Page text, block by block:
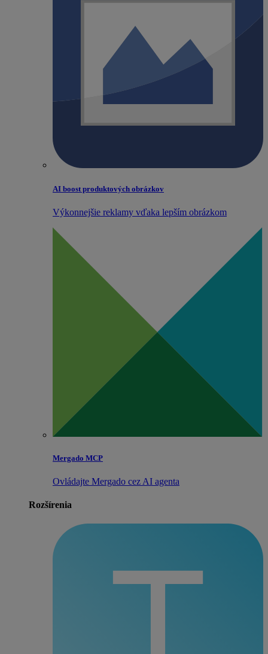
AI boost produktových obrázkov
Výkonnejšie reklamy vďaka lepším obrázkom
Mergado MCP
Ovládajte Mergado cez AI agenta
Rozšírenia